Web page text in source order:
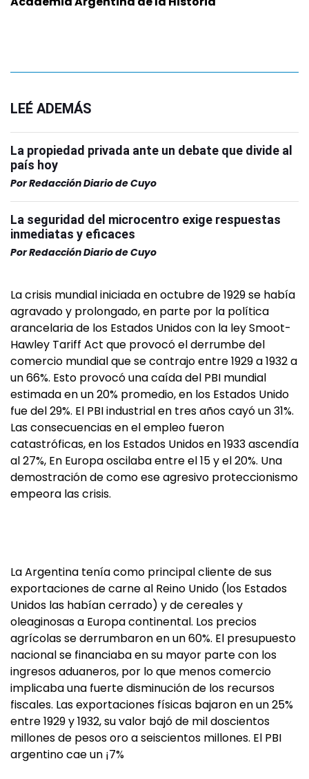
LEÉ ADEMÁS
La propiedad privada ante un debate que divide al
país hoy
PorRedacción Diario de Cuyo
La seguridad del microcentro exige respuestas
inmediatas y eficaces
PorRedacción Diario de Cuyo
La crisis mundial iniciada en octubre de 1929 se había
agravado y prolongado, en parte por la política
arancelaria de los Estados Unidos con la ley Smoot-
Hawley Tariff Act que provocó el derrumbe del
comercio mundial que se contrajo entre 1929 a 1932 a
un 66%. Esto provocó una caída del PBI mundial
estimada en un 20% promedio, en los Estados Unido
fue del 29%. El PBI industrial en tres años cayó un 31%.
Las consecuencias en el empleo fueron
catastróficas, en los Estados Unidos en 1933 ascendía
al 27%, En Europa oscilaba entre el 15 y el 20%. Una
demostración de como ese agresivo proteccionismo
empeora las crisis.
La Argentina tenía como principal cliente de sus
exportaciones de carne al Reino Unido (los Estados
Unidos las habían cerrado) y de cereales y
oleaginosas a Europa continental. Los precios
agrícolas se derrumbaron en un 60%. El presupuesto
nacional se financiaba en su mayor parte con los
ingresos aduaneros, por lo que menos comercio
implicaba una fuerte disminución de los recursos
fiscales. Las exportaciones físicas bajaron en un 25%
entre 1929 y 1932, su valor bajó de mil doscientos
millones de pesos oro a seiscientos millones. El PBI
argentino cae un ¡7%